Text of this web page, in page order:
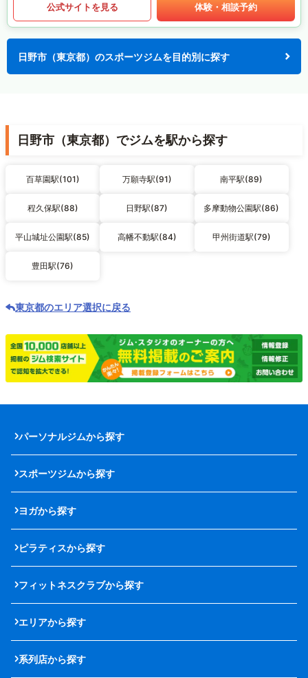
公式サイトを見る 体験・相談予約
日野市（東京都）のスポーツジムを目的別に探す
日野市（東京都）でジムを駅から探す
百草園駅(101) 万願寺駅(91) 南平駅(89)
程久保駅(88) 日野駅(87) 多摩動物公園駅(86)
平山城址公園駅(85) 高幡不動駅(84) 甲州街道駅(79)
豊田駅(76)
東京都のエリア選択に戻る
パーソナルジムから探す
スポーツジムから探す
ヨガから探す
ピラティスから探す
フィットネスクラブから探す
エリアから探す
系列店から探す